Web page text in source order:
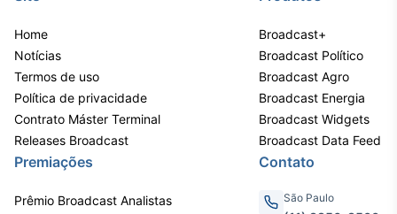
Home
Notícias
Termos de uso
Política de privacidade
Contrato Máster Terminal
Releases Broadcast
Broadcast+
Broadcast Político
Broadcast Agro
Broadcast Energia
Broadcast Widgets
Broadcast Data Feed
Premiações
Prêmio Broadcast Analistas
Contato
São Paulo